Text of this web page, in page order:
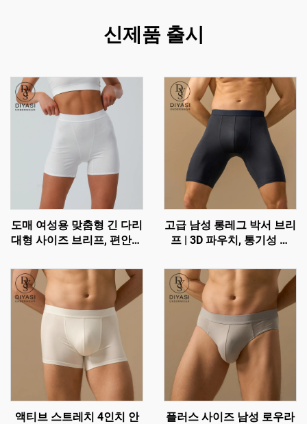
신제품 출시
도매 여성용 맞춤형 긴 다리
대형 사이즈 브리프, 편안한
고급 남성 롱레그 박서 브리
프 | 3D 파우치, 통기성 및
액티브 스트레치 4인치 안
플러스 사이즈 남성 로우라